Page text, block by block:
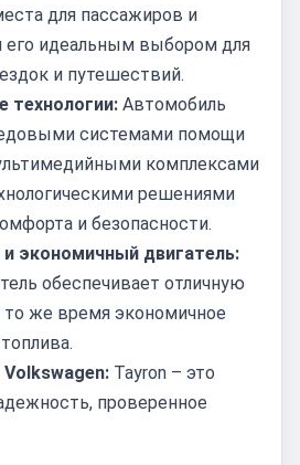
для пассажиров и
его идеальным выбором для
и путешествий.
технологии: Автомобиль
системами помощи
комплексами
решениями
и безопасности.
экономичный двигатель:
обеспечивает отличную
же время экономичное
Tayron – это
проверенное